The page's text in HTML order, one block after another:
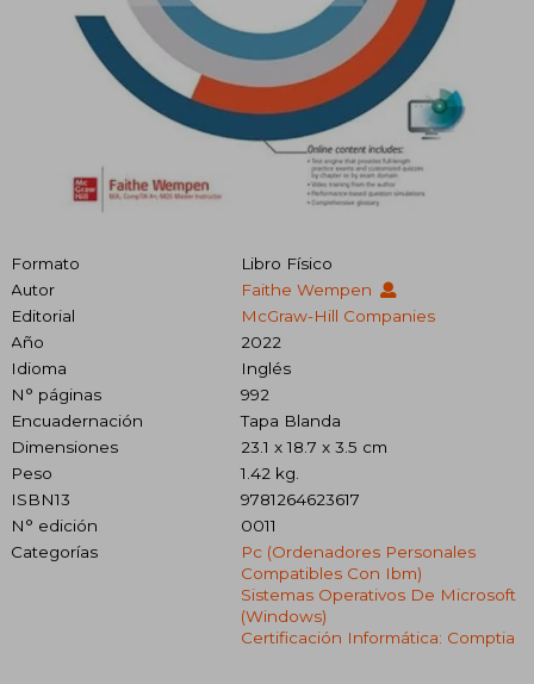
Formato
Libro Físico
Autor
Faithe Wempen
Editorial
McGraw-Hill Companies
Año
2022
Idioma
Inglés
N° páginas
992
Encuadernación
Tapa Blanda
Dimensiones
23.1 x 18.7 x 3.5 cm
Peso
1.42 kg.
ISBN13
9781264623617
N° edición
0011
Categorías
Pc (ordenadores Personales
Compatibles Con Ibm)
Sistemas Operativos De Microsoft
(windows)
Certificación Informática: Comptia